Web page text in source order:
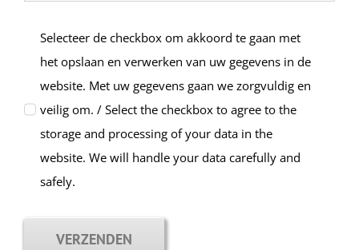
Selecteer de checkbox om akkoord te gaan met
het opslaan en verwerken van uw gegevens in de
website. Met uw gegevens gaan we zorgvuldig en
veilig om. / Select the checkbox to agree to the
storage and processing of your data in the
website. We will handle your data carefully and
safely.
VERZENDEN